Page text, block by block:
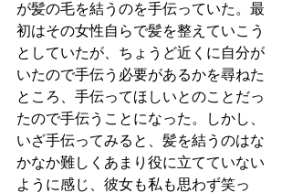
が髪の毛を結うのを手伝っていた。最
初はその女性自らで髪を整えていこう
としていたが、ちょうど近くに自分が
いたので手伝う必要があるかを尋ねた
ところ、手伝ってほしいとのことだっ
たので手伝うことになった。しかし、
いざ手伝ってみると、髪を結うのはな
かなか難しくあまり役に立てていない
ように感じ、彼女も私も思わず笑っ